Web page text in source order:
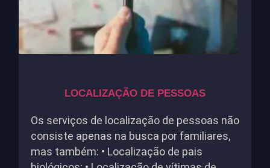
LOCALIZAÇÃO DE PESSOAS
Os serviços de localização de pessoas não
consiste apenas na busca por familiares,
mas também: • Localização de pais